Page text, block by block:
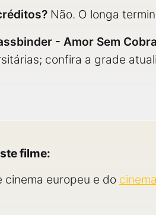
Não. O longa
- Amor Sem
confira a grade
filme:
cinema europeu e do